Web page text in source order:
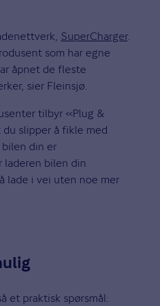
SuperCharger.
som har egne
åpnet de fleste
sier Fleinsjø.
tilbyr «Plug &
slipper å fikle med
din er
laderen bilen din
lade i vei uten noe mer
et praktisk spørsmål: